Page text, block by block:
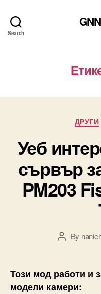
Search
ДРУГИ
Уеб
сървър
PM203
PostBy
Този мод работи и
модели камери: